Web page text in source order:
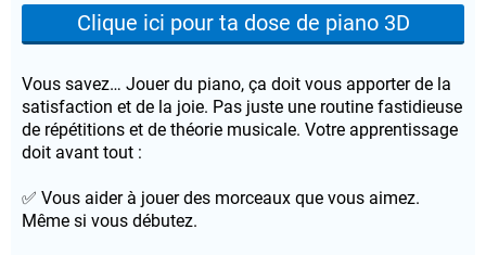
Clique ici pour ta dose de piano 3D
Vous savez… Jouer du piano, ça doit vous apporter de la
satisfaction et de la joie. Pas juste une routine fastidieuse
de répétitions et de théorie musicale. Votre apprentissage
doit avant tout :
✅ Vous aider à jouer des morceaux que vous aimez.
Même si vous débutez.